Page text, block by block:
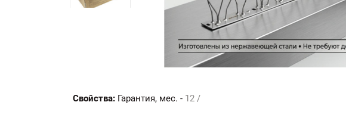
Свойства: Гарантия, мес. - 12 /